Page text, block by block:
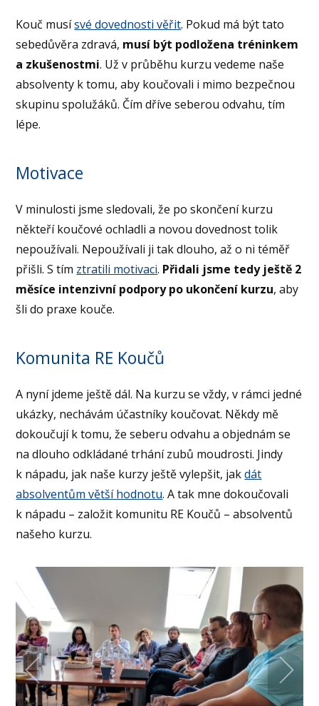
Kouč musísvé dovednosti věřit. Pokud má být tato
sebedůvěra zdravá, musí být podložena tréninkem
a zkušenostmi. Už v průběhu kurzu vedeme naše
absolventy k tomu, aby koučovali i mimo bezpečnou
skupinu spolužáků. Čím dříve seberou odvahu, tím
lépe.
Motivace
V minulosti jsme sledovali, že po skončení kurzu
někteří koučové ochladli a novou dovednost tolik
nepoužívali. Nepoužívali ji tak dlouho, až o ni téměř
přišli. S tím ztratili motivaci. Přidali jsme tedy ještě 2
měsíce intenzivní podpory po ukončení kurzu, aby
šli do praxe kouče.
Komunita RE Koučů
A nyní jdeme ještě dál. Na kurzu se vždy, v rámci jedné
ukázky, nechávám účastníky koučovat. Někdy mě
dokoučují k tomu, že seberu odvahu a objednám se
na dlouho odkládané trhání zubů moudrosti. Jindy
k nápadu, jak naše kurzy ještě vylepšit, jakdát
absolventům větší hodnotu. A tak mne dokoučovali
k nápadu – založit komunitu RE Koučů – absolventů
našeho kurzu.